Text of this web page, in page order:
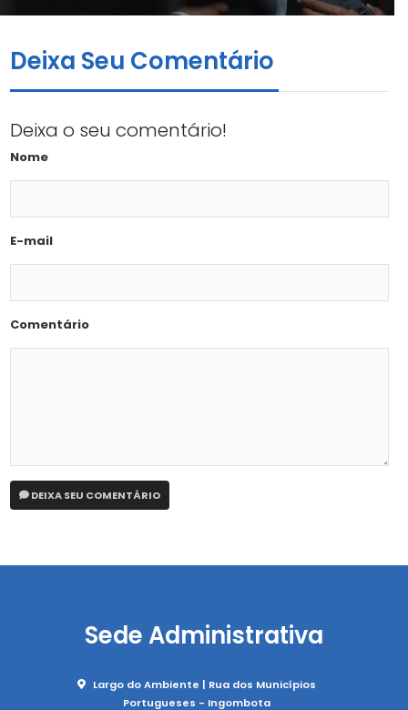
Deixa Seu Comentário
Deixa o seu comentário!
Nome
E-mail
Comentário
DEIXA SEU COMENTÁRIO
Sede Administrativa
Largo do Ambiente | Rua dos Municípios
Portugueses - Ingombota